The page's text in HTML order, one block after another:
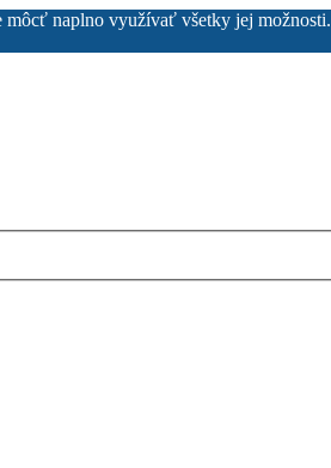
môcť naplno využívať všetky jej možnosti.